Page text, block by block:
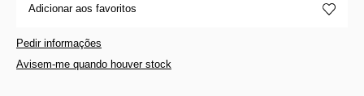
Adicionar aos favoritos
Pedir informações
Avisem-me quando houver stock